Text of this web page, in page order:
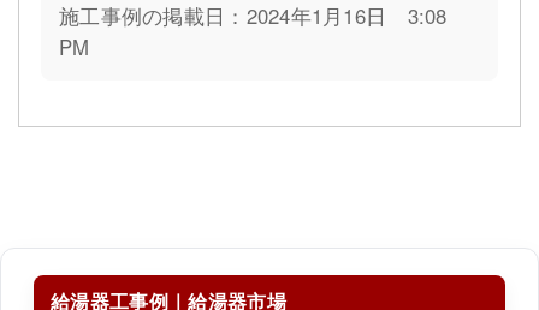
施工事例の掲載日：2024年1月16日 3:08
PM
給湯器工事例｜給湯器市場